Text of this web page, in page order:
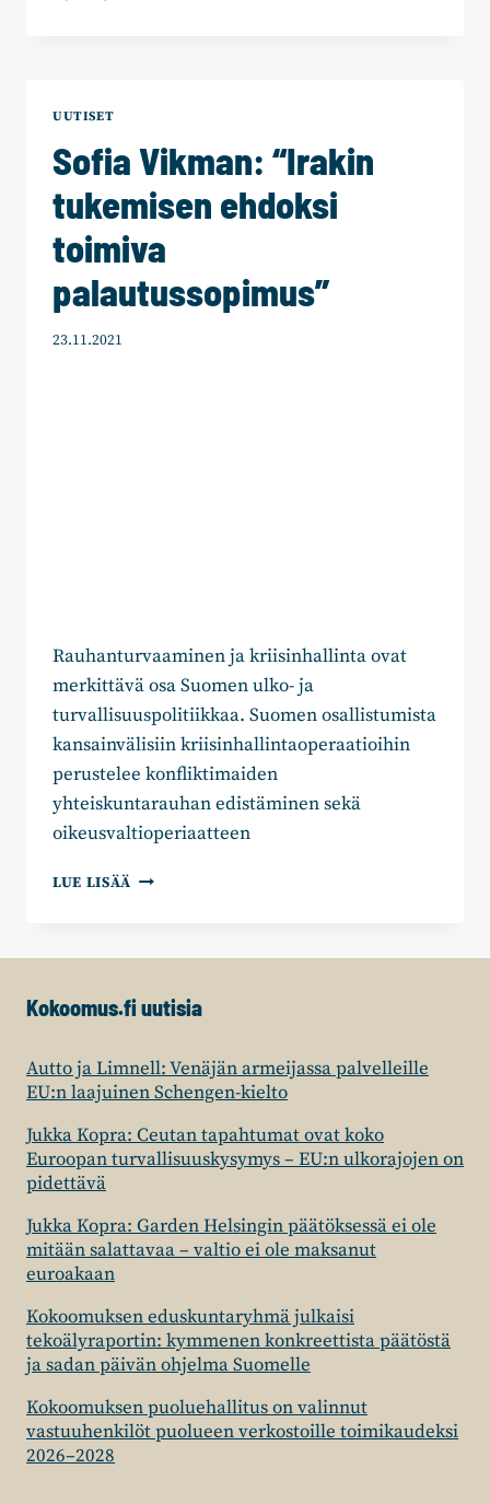
VAKAUTTA
”EMME
RATKAISE
YKSIN
GLOBAALEJA
ONGELMIA”
UUTISET
Sofia Vikman: “Irakin
tukemisen ehdoksi
toimiva
palautussopimus”
23.11.2021
Rauhanturvaaminen ja kriisinhallinta ovat
merkittävä osa Suomen ulko- ja
turvallisuuspolitiikkaa. Suomen osallistumista
kansainvälisiin kriisinhallintaoperaatioihin
perustelee konfliktimaiden
yhteiskuntarauhan edistäminen sekä
oikeusvaltioperiaatteen
LUE LISÄÄ SOFIA
PALAUTUSSOPIMUS”
Kokoomus.fi uutisia
Autto ja Limnell: Venäjän armeijassa palvelleille
EU:n laajuinen Schengen-kielto
Jukka Kopra: Ceutan tapahtumat ovat koko
Euroopan turvallisuuskysymys – EU:n ulkorajojen on
pidettävä
Jukka Kopra: Garden Helsingin päätöksessä ei ole
mitään salattavaa – valtio ei ole maksanut
euroakaan
Kokoomuksen eduskuntaryhmä julkaisi
tekoälyraportin: kymmenen konkreettista päätöstä
ja sadan päivän ohjelma Suomelle
Kokoomuksen puoluehallitus on valinnut
vastuuhenkilöt puolueen verkostoille toimikaudeksi
2026–2028